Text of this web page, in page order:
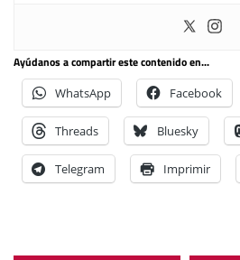
Ayúdanos a compartir este contenido en...
WhatsApp Facebook
Threads Bluesky
Telegram Imprimir